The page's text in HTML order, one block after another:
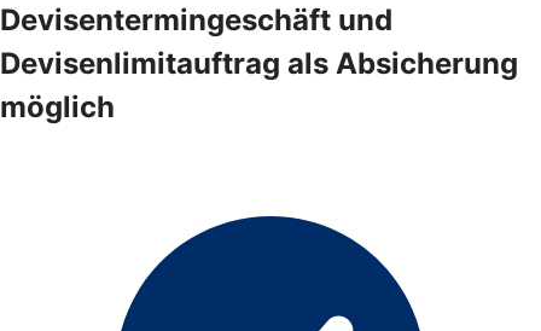
Devisentermingeschäft und
Devisenlimitauftrag als Absicherung
möglich